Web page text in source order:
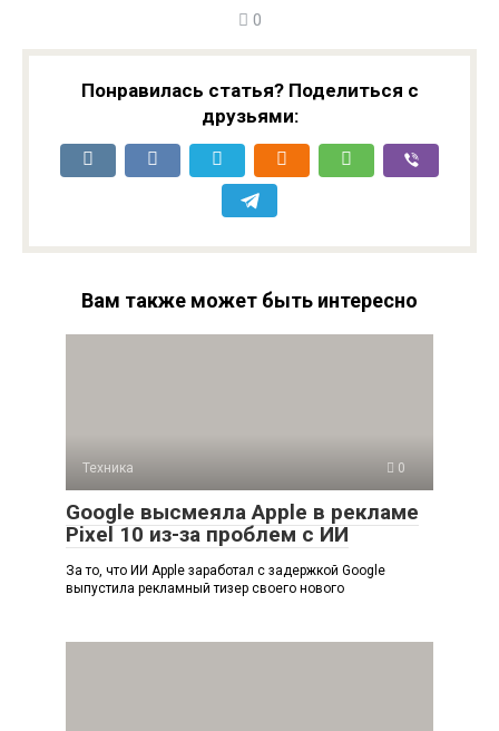
0
Понравилась статья? Поделиться с
друзьями:
Вам также может быть интересно
Техника 0
Google высмеяла Apple в рекламе
Pixel 10 из-за проблем с ИИ
За то, что ИИ Apple заработал с задержкой Google
выпустила рекламный тизер своего нового